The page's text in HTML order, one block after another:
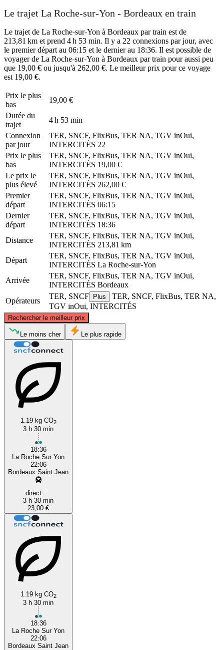
Le trajet La Roche-sur-Yon - Bordeaux en train
Le trajet de La Roche-sur-Yon à Bordeaux par train est de
213,81 km et prend 4 h 53 min. Il y a 22 connexions par jour, avec
le premier départ au 06:15 et le dernier au 18:36. Il est possible de
voyager de La Roche-sur-Yon à Bordeaux par train pour aussi peu
que 19,00 € ou jusqu'à 262,00 €. Le meilleur prix pour ce voyage
est 19,00 €.
Prix ​​le plus
bas
19,00 €
Durée du
trajet
4 h 53 min
Connexion
par jour
TER, SNCF, FlixBus, TER NA, TGV inOui,
INTERCITÉS 22
Prix ​​le plus
bas
TER, SNCF, FlixBus, TER NA, TGV inOui,
INTERCITÉS 19,00 €
Le prix le
plus élevé
TER, SNCF, FlixBus, TER NA, TGV inOui,
INTERCITÉS 262,00 €
Premier
départ
TER, SNCF, FlixBus, TER NA, TGV inOui,
INTERCITÉS 06:15
Dernier
départ
TER, SNCF, FlixBus, TER NA, TGV inOui,
INTERCITÉS 18:36
Distance
TER, SNCF, FlixBus, TER NA, TGV inOui,
INTERCITÉS 213,81 km
Départ
TER, SNCF, FlixBus, TER NA, TGV inOui,
INTERCITÉS La Roche-sur-Yon
Arrivée
TER, SNCF, FlixBus, TER NA, TGV inOui,
INTERCITÉS Bordeaux
Opérateurs
TER, SNCF Plus
TER, SNCF, FlixBus, TER NA,
TGV inOui, INTERCITÉS
Rechercher le meilleur prix
La Roche-sur-Yon
©CARTO
Le moins cher Le plus rapide
1.19 kg CO2
3 h 30 min
18:36
La Roche Sur Yon
22:06
Bordeaux Saint Jean
direct
3 h 30 min
23,00 €
1.19 kg CO2
3 h 30 min
18:36
La Roche Sur Yon
22:06
Bordeaux Saint Jean